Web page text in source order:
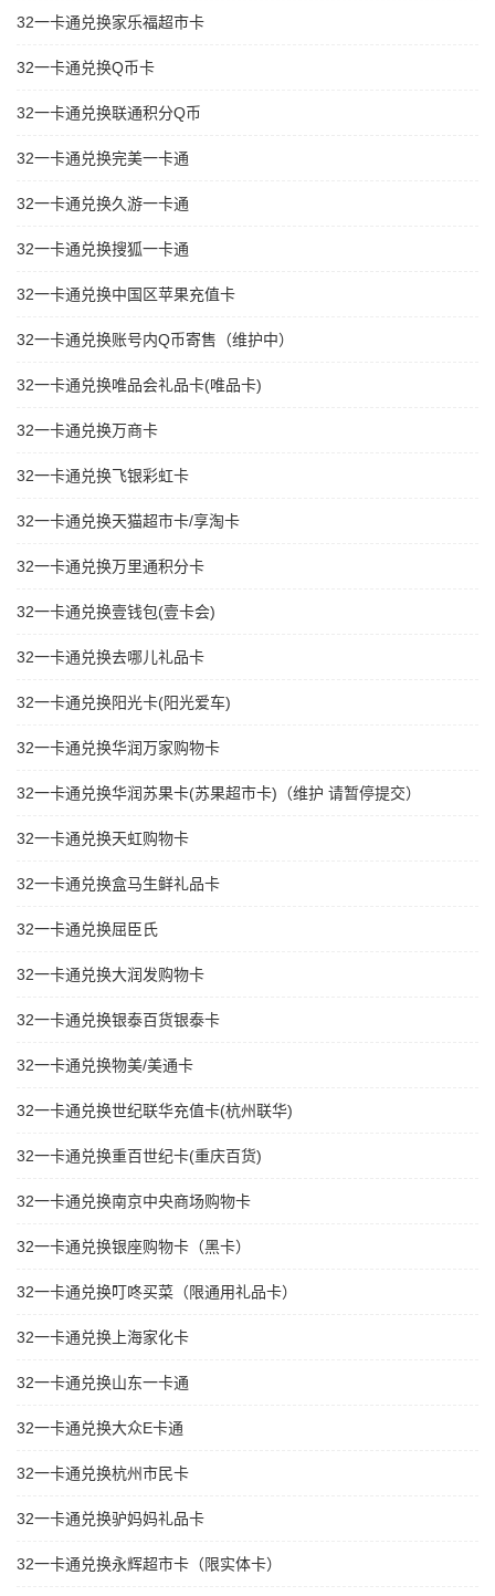
32一卡通兑换家乐福超市卡
32一卡通兑换Q币卡
32一卡通兑换联通积分Q币
32一卡通兑换完美一卡通
32一卡通兑换久游一卡通
32一卡通兑换搜狐一卡通
32一卡通兑换中国区苹果充值卡
32一卡通兑换账号内Q币寄售（维护中）
32一卡通兑换唯品会礼品卡(唯品卡)
32一卡通兑换万商卡
32一卡通兑换飞银彩虹卡
32一卡通兑换天猫超市卡/享淘卡
32一卡通兑换万里通积分卡
32一卡通兑换壹钱包(壹卡会)
32一卡通兑换去哪儿礼品卡
32一卡通兑换阳光卡(阳光爱车)
32一卡通兑换华润万家购物卡
32一卡通兑换华润苏果卡(苏果超市卡)（维护 请暂停提交）
32一卡通兑换天虹购物卡
32一卡通兑换盒马生鲜礼品卡
32一卡通兑换屈臣氏
32一卡通兑换大润发购物卡
32一卡通兑换银泰百货银泰卡
32一卡通兑换物美/美通卡
32一卡通兑换世纪联华充值卡(杭州联华)
32一卡通兑换重百世纪卡(重庆百货)
32一卡通兑换南京中央商场购物卡
32一卡通兑换银座购物卡（黑卡）
32一卡通兑换叮咚买菜（限通用礼品卡）
32一卡通兑换上海家化卡
32一卡通兑换山东一卡通
32一卡通兑换大众E卡通
32一卡通兑换杭州市民卡
32一卡通兑换驴妈妈礼品卡
32一卡通兑换永辉超市卡（限实体卡）